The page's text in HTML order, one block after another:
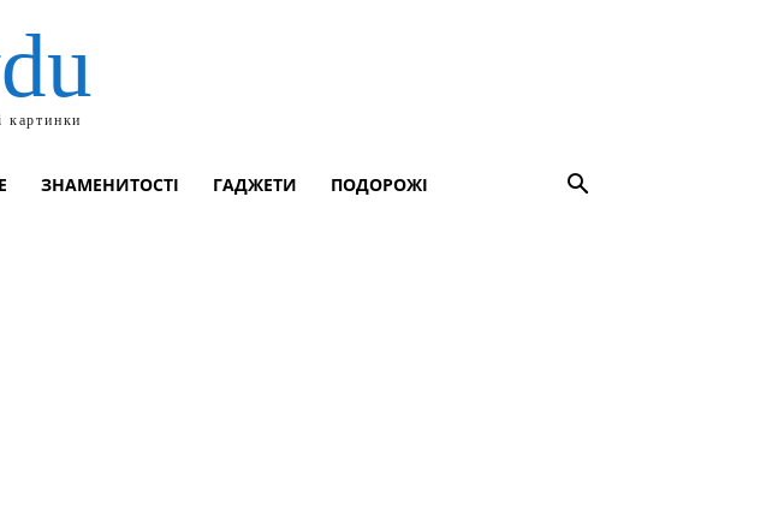
картинки
ЗНАМЕНИТОСТІ ГАДЖЕТИ ПОДОРОЖІ